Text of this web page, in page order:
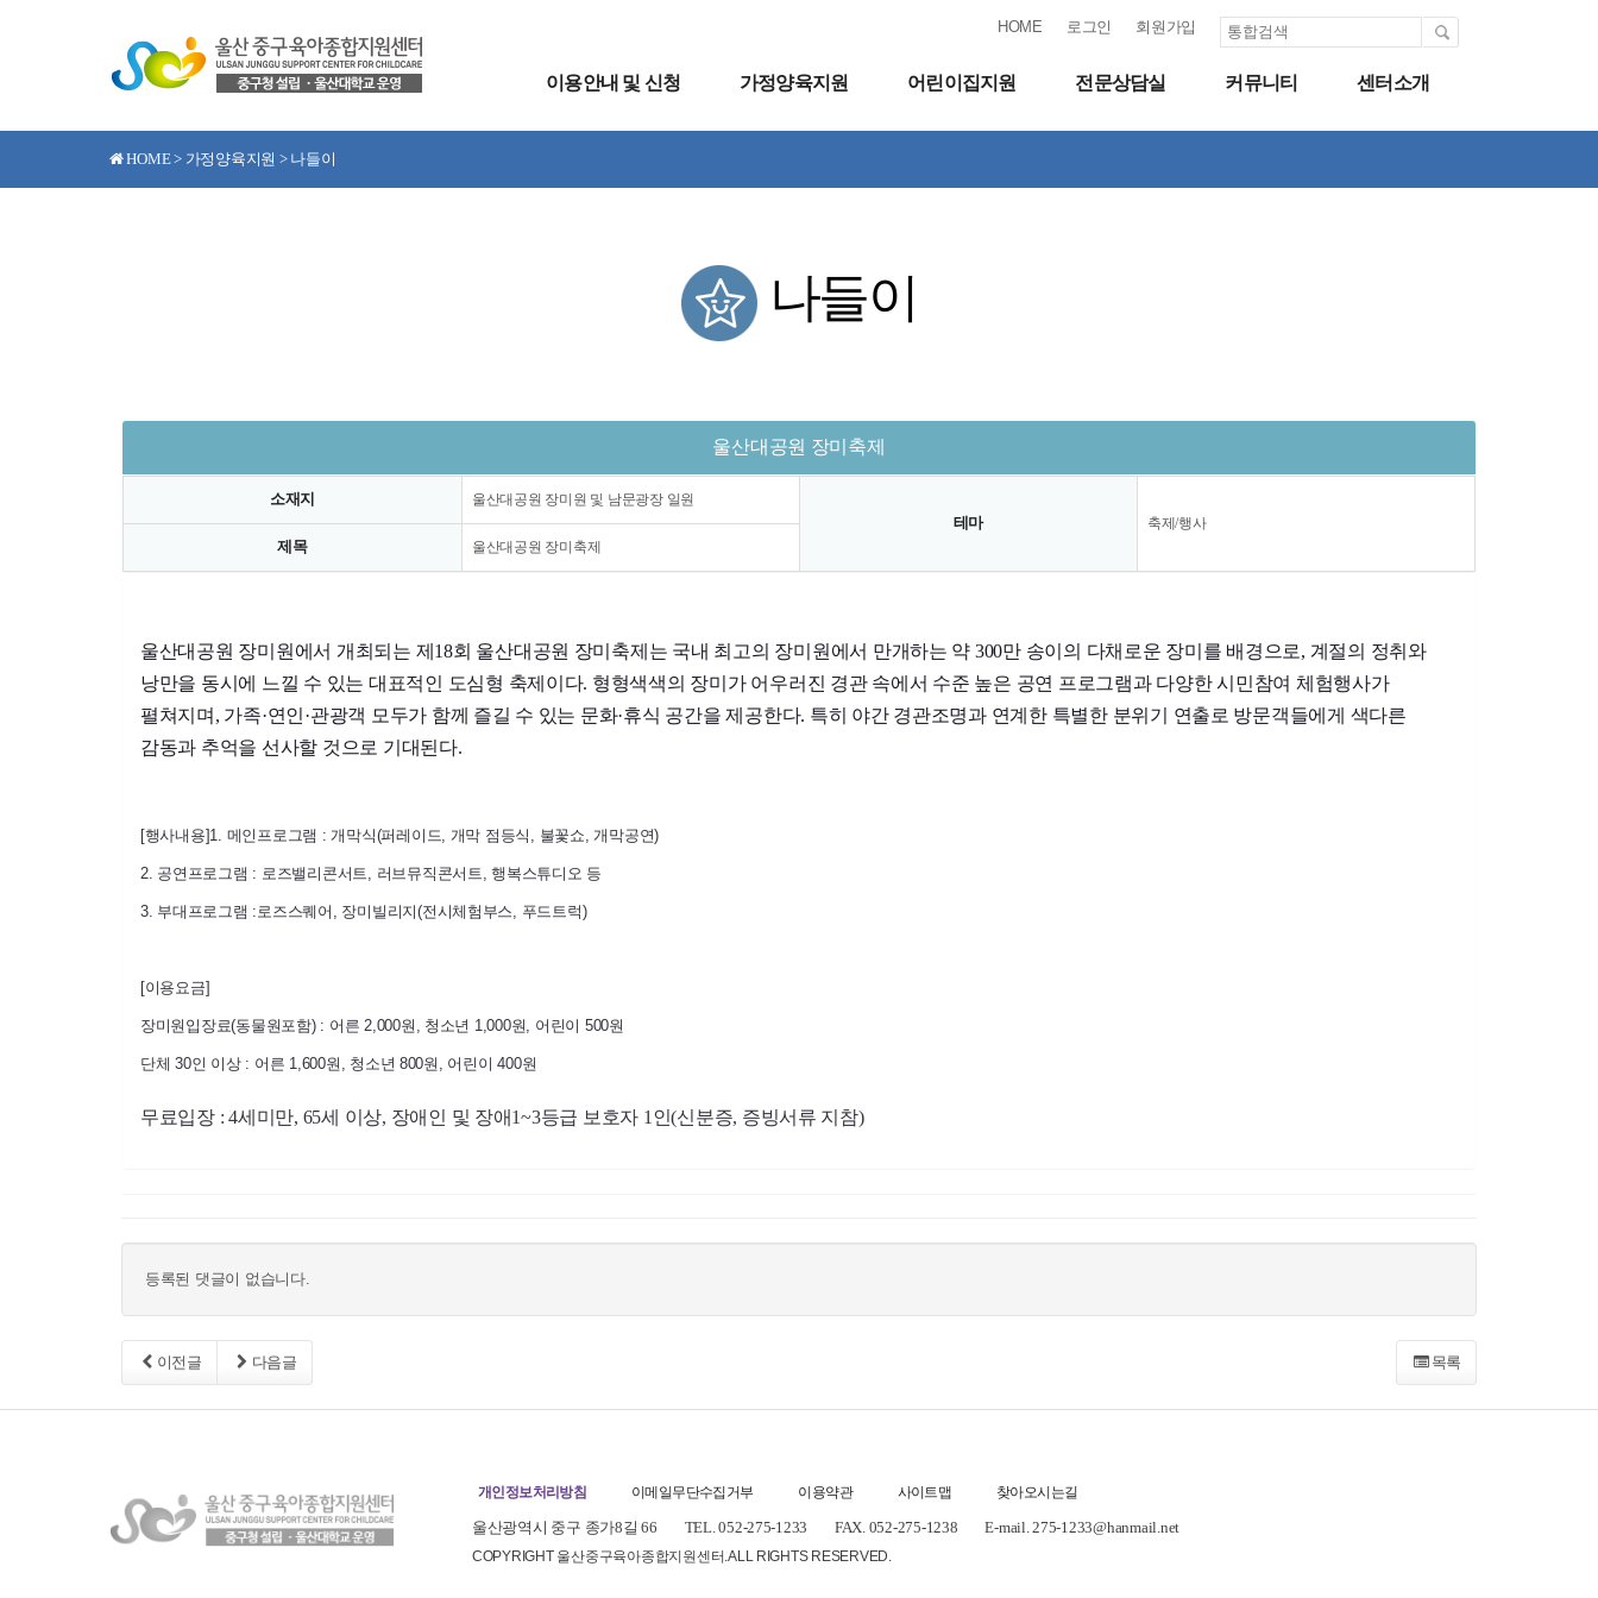
HOME 로그인 회원가입
이용안내 및 신청 가정양육지원 어린이집지원 전문상담실 커뮤니티 센터소개
HOME > 가정양육지원 > 나들이
나들이
울산대공원 장미축제
소재지 울산대공원 장미원 및 남문광장 일원
테마 축제/행사
제목 울산대공원 장미축제
울산대공원 장미원에서 개최되는 제18회 울산대공원 장미축제는 국내 최고의 장미원에서 만개하는 약 300만 송이의 다채로운 장미를 배경으로, 계절의 정취와
낭만을 동시에 느낄 수 있는 대표적인 도심형 축제이다. 형형색색의 장미가 어우러진 경관 속에서 수준 높은 공연 프로그램과 다양한 시민참여 체험행사가
펼쳐지며, 가족·연인·관광객 모두가 함께 즐길 수 있는 문화·휴식 공간을 제공한다. 특히 야간 경관조명과 연계한 특별한 분위기 연출로 방문객들에게 색다른
감동과 추억을 선사할 것으로 기대된다.
[행사내용]1. 메인프로그램 : 개막식(퍼레이드, 개막 점등식, 불꽃쇼, 개막공연)
2. 공연프로그램 : 로즈밸리콘서트, 러브뮤직콘서트, 행복스튜디오 등
3. 부대프로그램 :로즈스퀘어, 장미빌리지(전시체험부스, 푸드트럭)
[이용요금]
장미원입장료(동물원포함) : 어른 2,000원, 청소년 1,000원, 어린이 500원
단체 30인 이상 : 어른 1,600원, 청소년 800원, 어린이 400원
무료입장 : 4세미만, 65세 이상, 장애인 및 장애1~3등급 보호자 1인(신분증, 증빙서류 지참)
등록된 댓글이 없습니다.
이전글 다음글 목록
개인정보처리방침 이메일무단수집거부 이용약관 사이트맵 찾아오시는길
울산광역시 중구 종가8길 66 TEL. 052-275-1233 FAX. 052-275-1238 E-mail. 275-1233@hanmail.net
COPYRIGHT 울산중구육아종합지원센터.ALL RIGHTS RESERVED.